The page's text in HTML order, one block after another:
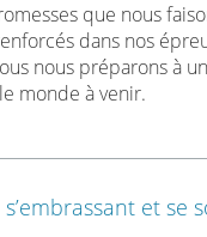
que nous
dans nos
nous préparons à
monde à venir.